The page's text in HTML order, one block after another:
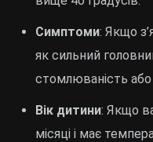
Симптоми: Якщо
як сильний
стомлюваність
Вік дитини: Якщо
місяці і має